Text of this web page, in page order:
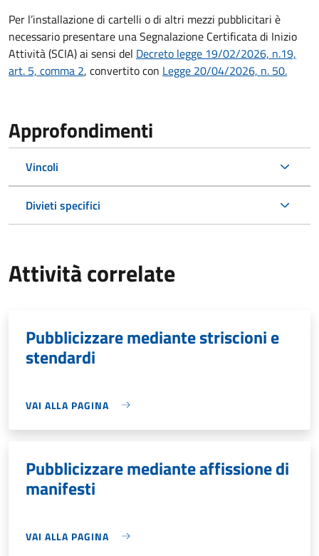
Per l’installazione di cartelli o di altri mezzi pubblicitari è
necessario presentare una Segnalazione Certificata di Inizio
Attività (SCIA) ai sensi del Decreto legge 19/02/2026, n.19,
art. 5, comma 2, convertito con Legge 20/04/2026, n. 50.
Approfondimenti
Vincoli
Divieti specifici
Attività correlate
Pubblicizzare mediante striscioni e
stendardi
VAI ALLA PAGINA
Pubblicizzare mediante affissione di
manifesti
VAI ALLA PAGINA